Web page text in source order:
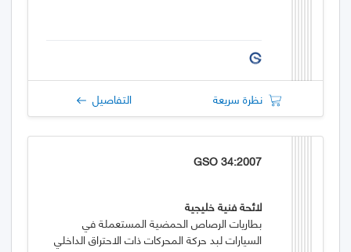
نظرة سريعة التفاصيل
GSO 34:2007
لائحة فنية خليجية
بطاريات الرصاص الحمضية المستعملة في
السيارات لبد حركة المحركات ذات الاحتراق الداخلي